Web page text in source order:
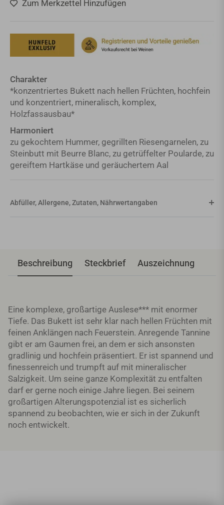
Zum Merkzettel Hinzufügen
Charakter
*konzentriertes Bukett nach hellen Früchten, hochfein
und konzentriert, mineralisch, komplex,
Holzfassausbau*
Harmoniert
zu gekochtem Hummer, gegrillten Riesengarnelen, zu
Steinbutt mit Beurre Blanc, zu getrüffelter Poularde, zu
gereiftem Hartkäse und geräuchertem Aal
Abfüller, Allergene, Zutaten, Nährwertangaben
Beschreibung Steckbrief Auszeichnung
Eine komplexe, großartige Auslese*** mit enormer
Tiefe. Das Bukett ist sehr klar nach hellen Früchten mit
feinen Anklängen nach Feuerstein. Anregende Tannine
gibt er am Gaumen frei, an dem er sich ansonsten
gradlinig und hochfein präsentiert. Er ist spannend und
finessenreich und trumpft auf mit mineralischer
Salzigkeit. Um seine ganze Komplexität zu entfalten
darf er gerne noch einige Jahre liegen. Bei seinem
großartigen Alterungspotenzial ist es sicherlich
spannend zu beobachten, wie er sich in der Zukunft
noch entwickelt.